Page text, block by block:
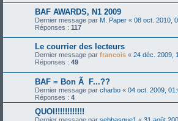
BAF AWARDS, N1 2009
Dernier message par M. Paper « 08 oct. 2010,
Réponses : 117
Le courrier des lecteurs
Dernier message par francois « 24 déc. 2009,
Réponses : 49
BAF = Bon Ã F...??
Dernier message par charbo « 04 oct. 2009,
Réponses : 4
QUOI!!!!!!!!!!!!